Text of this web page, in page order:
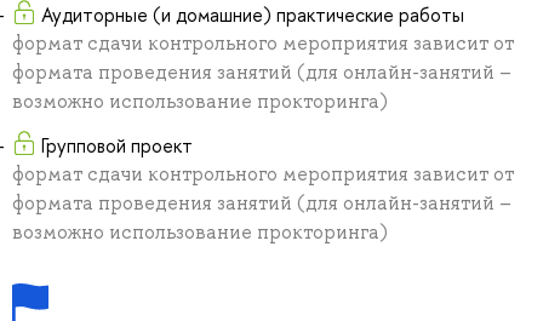
Аудиторные (и домашние) практические работы
формат сдачи контрольного мероприятия зависит от
формата проведения занятий (для онлайн-занятий –
возможно использование прокторинга)
Групповой проект
формат сдачи контрольного мероприятия зависит от
формата проведения занятий (для онлайн-занятий –
возможно использование прокторинга)